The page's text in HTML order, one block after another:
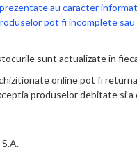
au caracter
pot fi incomplete
sunt actualizate in
online pot fi
produselor debitate si a